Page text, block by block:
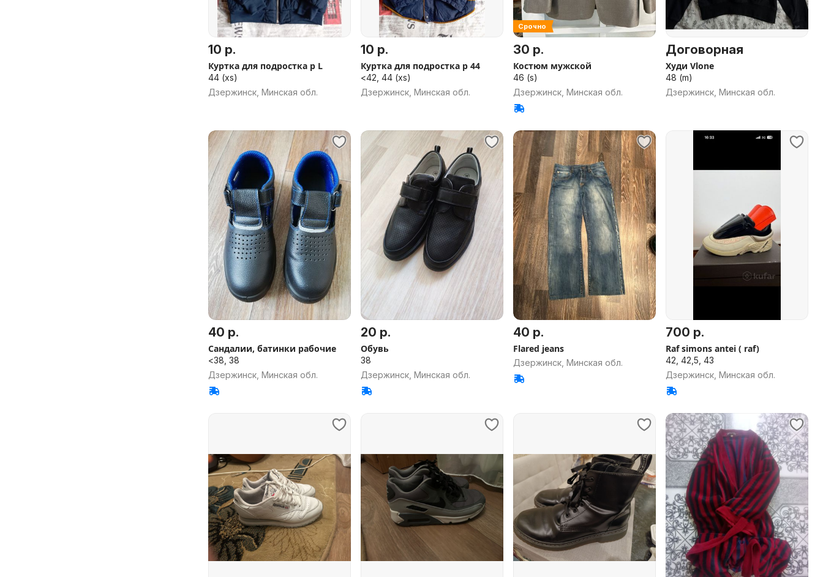
10 р.
Куртка для подростка р L
44 (xs)
Дзержинск, Минская обл.
10 р.
Куртка для подростка р 44
<42, 44 (xs)
Дзержинск, Минская обл.
Срочно
30 р.
Костюм мужской
46 (s)
Дзержинск, Минская обл.
Договорная
Худи Vlone
48 (m)
Дзержинск, Минская обл.
40 р.
Сандалии, батинки рабочие
<38, 38
Дзержинск, Минская обл.
20 р.
Обувь
38
Дзержинск, Минская обл.
40 р.
Flared jeans
Дзержинск, Минская обл.
700 р.
Raf simons antei ( raf)
42, 42,5, 43
Дзержинск, Минская обл.